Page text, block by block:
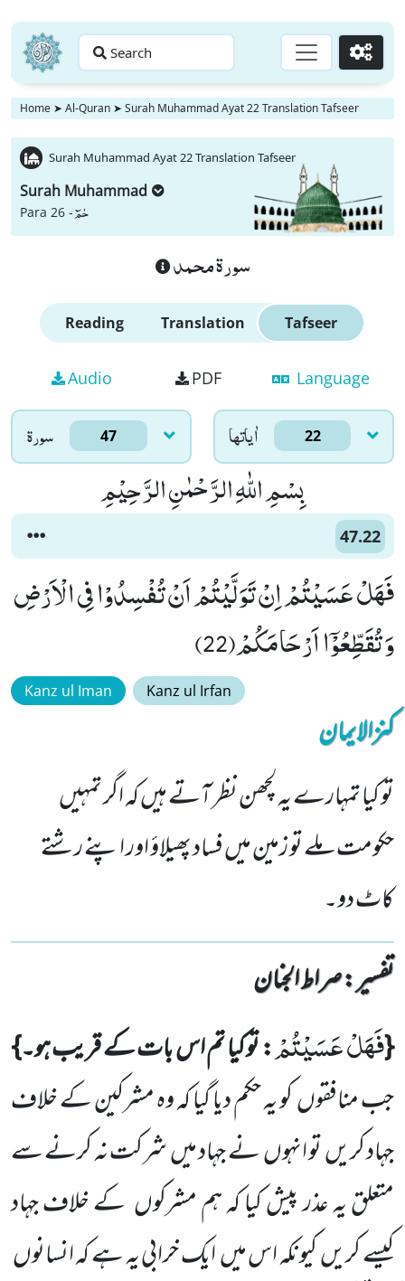
Search Go
Home ➤ Al-Quran ➤ Surah Muhammad Ayat 22 Translation Tafseer
Surah Muhammad Ayat 22 Translation Tafseer
Surah Muhammad
Para 26 -حٰمٓ
سورة محمد
Reading Translation Tafseer
Audio PDF Language
سورۃ 47 اٰياتها 22
بِسْمِ اللّٰهِ الرَّحْمٰنِ الرَّحِیْمِ
47.22
فَهَلْ عَسَیْتُمْ اِنْ تَوَلَّیْتُمْ اَنْ تُفْسِدُوْا فِی الْاَرْضِ
وَ تُقَطِّعُوْۤا اَرْحَامَكُمْ(22)
Kanz ul Iman Kanz ul Irfan
کنزالایمان
تو کیا تمہارے یہ لچھن نظر آتے ہیں کہ اگر تمہیں
حکومت ملے تو زمین میں فساد پھیلاؤ اور اپنے رشتے
کاٹ دو۔
تفسیر : ‎صراط الجنان
{فَهَلْ عَسَیْتُمْ: تو کیا تم اس بات کے قریب ہو۔}
جب منافقوںکو یہ حکم دیا گیا کہ وہ مشرکین کے خلاف
جہاد کریںتو انہوںنے جہاد میںشرکت نہ کرنے سے
متعلق یہ عذر پیش کیا کہ ہم مشرکوں کے خلاف جہاد
کیسے کریںکیونکہ اس میںایکخرابی یہ ہے کہ انسانوں